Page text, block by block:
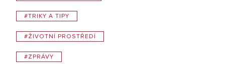
#TRIKY A TIPY
#ŽIVOTNÍ PROSTŘEDÍ
#ZPRÁVY